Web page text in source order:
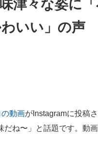
々な姿に「
いい」の声
動画がInstagramに投稿
ね〜」と話題です。動